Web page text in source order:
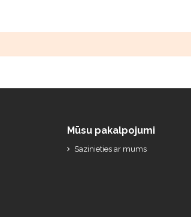
Mūsu pakalpojumi
Sazinieties ar mums